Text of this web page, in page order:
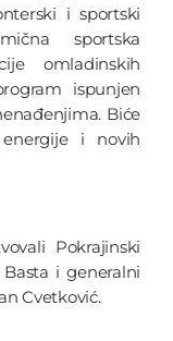
i sportski
sportska
omladinskih
ispunjen
Biće
i novih
Pokrajinski
i generalni
Cvetković.